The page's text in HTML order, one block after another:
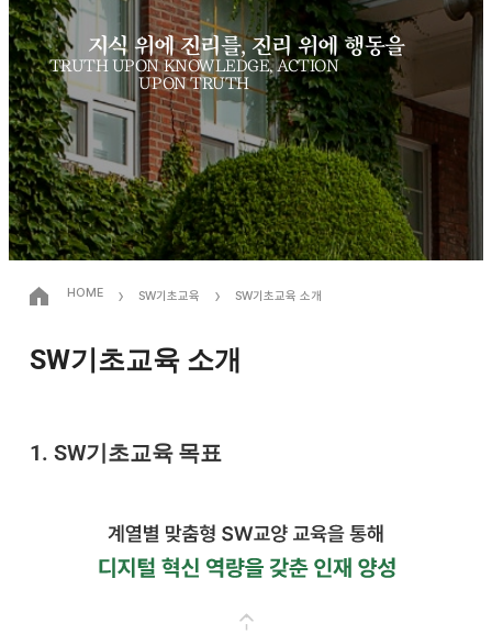
지식 위에 진리를, 진리 위에 행동을
TRUTH UPON KNOWLEDGE, ACTION
UPON TRUTH
HOME › SW기초교육 › SW기초교육 소개
SW기초교육 소개
1. SW기초교육 목표